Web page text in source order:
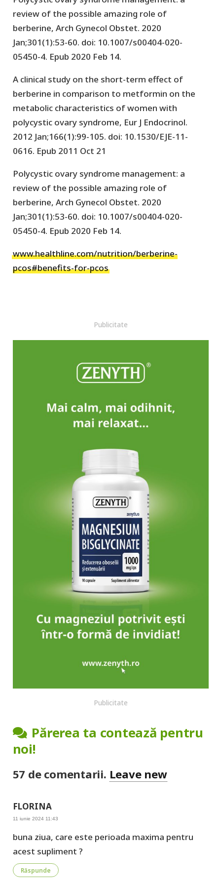
review of the possible amazing role of
berberine, Arch Gynecol Obstet. 2020
Jan;301(1):53-60. doi: 10.1007/s00404-020-
05450-4. Epub 2020 Feb 14.
A clinical study on the short-term effect of
berberine in comparison to metformin on the
metabolic characteristics of women with
polycystic ovary syndrome, Eur J Endocrinol.
2012 Jan;166(1):99-105. doi: 10.1530/EJE-11-
0616. Epub 2011 Oct 21
Polycystic ovary syndrome management: a
review of the possible amazing role of
berberine, Arch Gynecol Obstet. 2020
Jan;301(1):53-60. doi: 10.1007/s00404-020-
05450-4. Epub 2020 Feb 14.
www.healthline.com/nutrition/berberine-
pcos#benefits-for-pcos
Publicitate
Publicitate
Părerea ta contează pentru
noi!
57 de comentarii. Leave new
FLORINA
11 iunie 2024 11:43
buna ziua, care este perioada maxima pentru
acest supliment ?
Răspunde